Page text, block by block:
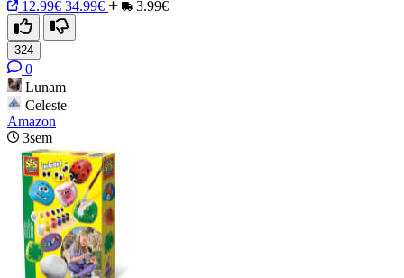
12.99€ 34.99€ 3.99€
324
0
Lunam
Celeste
Amazon
3sem